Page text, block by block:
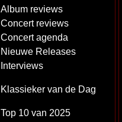
Album reviews
Concert reviews
Concert agenda
Nieuwe Releases
Interviews
Klassieker van de Dag
Top 10 van 2025